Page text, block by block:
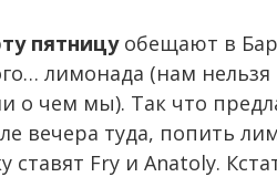
пятницуобещают в Бар
лимонада (нам нельзя
о чем мы). Так что
вечера туда, попить
ставят Fry и Anatoly.